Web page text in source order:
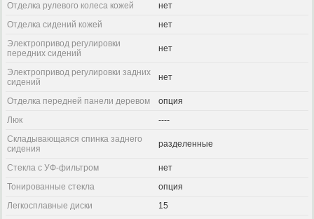
Отделка рулевого колеса кожей
нет
Отделка сидений кожей
нет
Электропривод регулировки
передних сидений
нет
Электропривод регулировки задних
сидений
нет
Отделка передней панели деревом
опция
Люк
----
Складывающаяся спинка заднего
сидения
разделенные
Стекла с УФ-фильтром
нет
Тонированные стекла
опция
Легкосплавные диски
15